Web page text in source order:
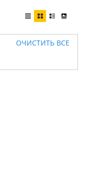
ОЧИСТИТЬ ВСЕ